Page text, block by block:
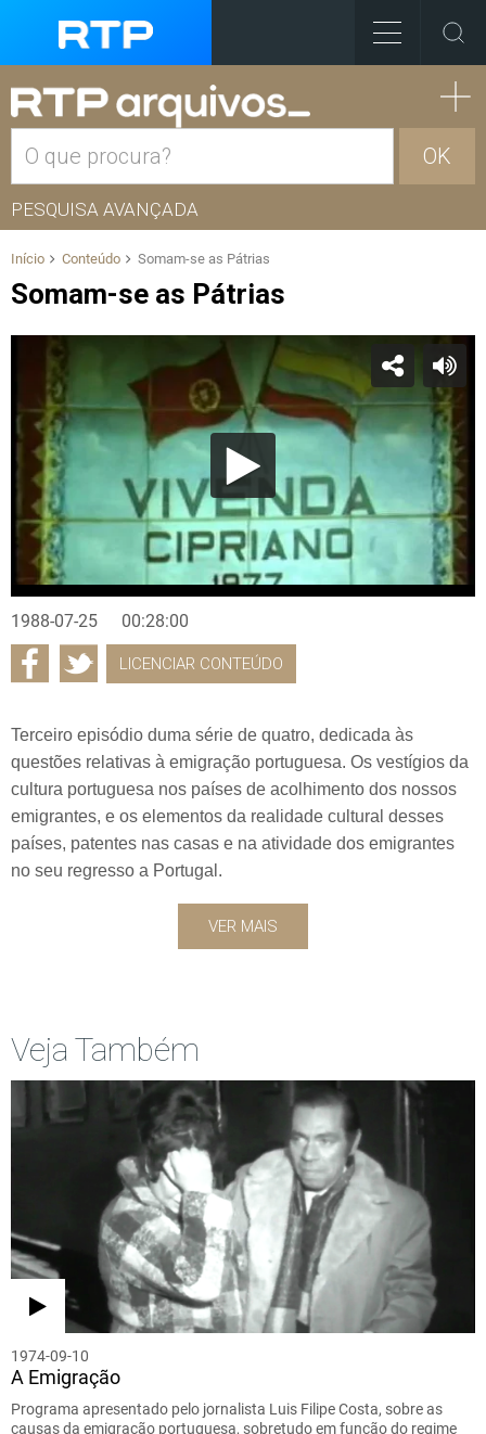
OK
PESQUISA AVANÇADA
Início Conteúdo Somam-se as Pátrias
Somam-se as Pátrias
1988-07-25 00:28:00
LICENCIAR CONTEÚDO
Terceiro episódio duma série de quatro, dedicada às
questões relativas à emigração portuguesa. Os vestígios da
cultura portuguesa nos países de acolhimento dos nossos
emigrantes, e os elementos da realidade cultural desses
países, patentes nas casas e na atividade dos emigrantes
no seu regresso a Portugal.
VER MAIS
Veja Também
1974-09-10
A Emigração
Programa apresentado pelo jornalista Luis Filipe Costa, sobre as
causas da emigração portuguesa, sobretudo em função do regime